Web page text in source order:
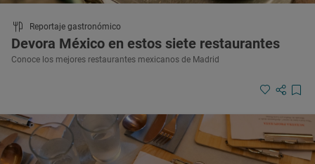
Reportaje gastronómico
Devora México en estos siete restaurantes
Conoce los mejores restaurantes mexicanos de Madrid